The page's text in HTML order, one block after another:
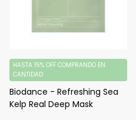
Biodance - Refreshing Sea
Kelp Real Deep Mask
HASTA 15% OFF COMPRANDO EN
CANTIDAD